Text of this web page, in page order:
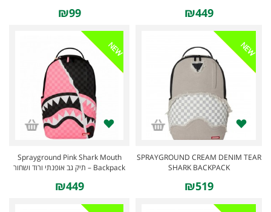
₪449
₪99
NEW
SPRAYGROUND CREAM DENIM TEAR
SHARK BACKPACK
₪519
NEW
Sprayground Pink Shark Mouth
Backpack – תיק גב אופנתי ורוד ושחור
₪449